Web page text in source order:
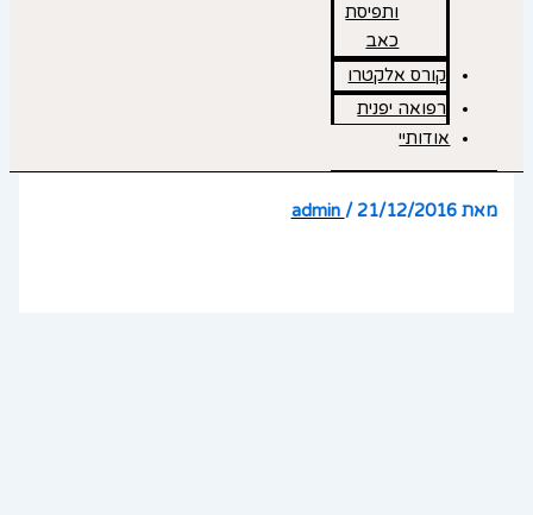
ותפיסת
כאב
קורס אלקטרו
רפואה יפנית
אודותיי
מאת admin/21/12/2016